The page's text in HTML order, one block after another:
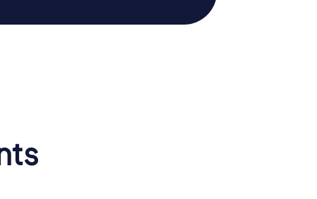
besser kennen und könnt eure
gemeinsame Lösung von Aufgaben lernt